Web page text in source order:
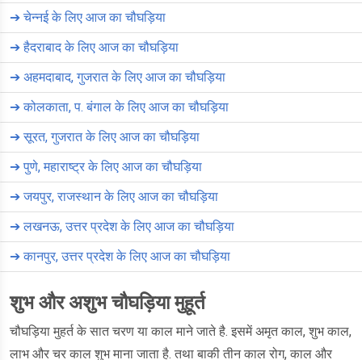
➔चेन्नई के लिए आज का चौघड़िया
➔हैदराबाद के लिए आज का चौघड़िया
➔ अहमदाबाद, गुजरात के लिए आज का चौघड़िया
➔कोलकाता, प. बंगाल के लिए आज का चौघड़िया
➔सूरत, गुजरात के लिए आज का चौघड़िया
➔पुणे, महाराष्ट्र के लिए आज का चौघड़िया
➔जयपुर, राजस्थान के लिए आज का चौघड़िया
➔लखनऊ, उत्तर प्रदेश के लिए आज का चौघड़िया
➔कानपुर, उत्तर प्रदेश के लिए आज का चौघड़िया
शुभ और अशुभ चौघड़िया मुहूर्त
चौघड़िया मुहर्त के सात चरण या काल माने जाते है. इसमें अमृत काल, शुभ काल,
लाभ और चर काल शुभ माना जाता है. तथा बाकी तीन काल रोग, काल और